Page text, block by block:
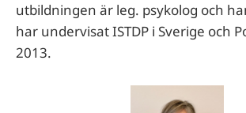
utbildningen är leg. psykolog och
har undervisat ISTDP i Sverige och
2013.